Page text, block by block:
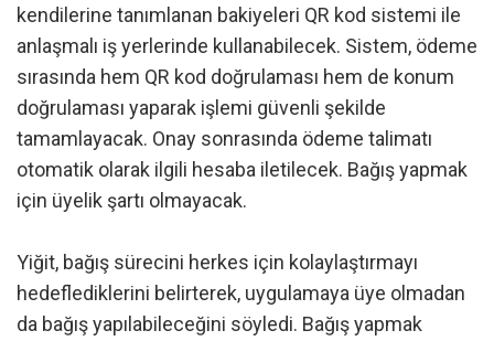
kendilerine tanımlanan bakiyeleri QR kod sistemi ile
anlaşmalı iş yerlerinde kullanabilecek. Sistem, ödeme
sırasında hem QR kod doğrulaması hem de konum
doğrulaması yaparak işlemi güvenli şekilde
tamamlayacak. Onay sonrasında ödeme talimatı
otomatik olarak ilgili hesaba iletilecek. Bağış yapmak
için üyelik şartı olmayacak.
Yiğit, bağış sürecini herkes için kolaylaştırmayı
hedeflediklerini belirterek, uygulamaya üye olmadan
da bağış yapılabileceğini söyledi. Bağış yapmak